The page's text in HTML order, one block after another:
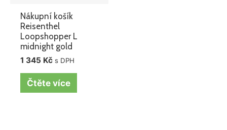
Nákupní košík
Reisenthel
Loopshopper L
midnight gold
1 345 Kč s DPH
Čtěte více